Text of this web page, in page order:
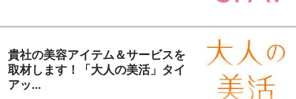
貴社の美容アイテム＆サービスを
取材します！「大人の美活」タイ
アッ...